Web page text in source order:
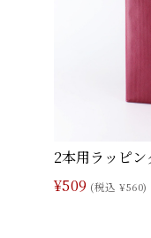
2本用ラッピン
¥509 (税込 ¥560)